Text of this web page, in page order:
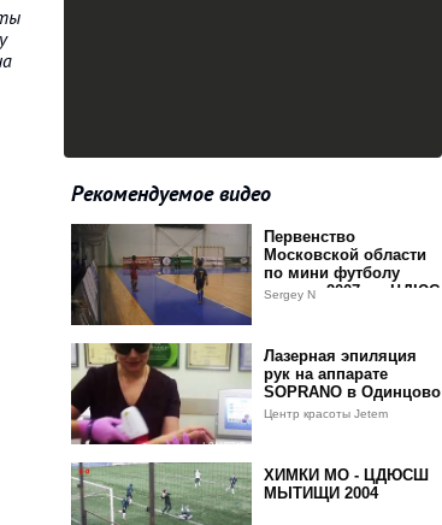
Рекомендуемое видео
Первенство
Московской области
по мини футболу
команд 2007 г р ЦДЮС
Sergey N
Лазерная эпиляция
рук на аппарате
SOPRANO в Одинцово
Центр красоты Jetem
ХИМКИ МО - ЦДЮСШ
МЫТИЩИ 2004